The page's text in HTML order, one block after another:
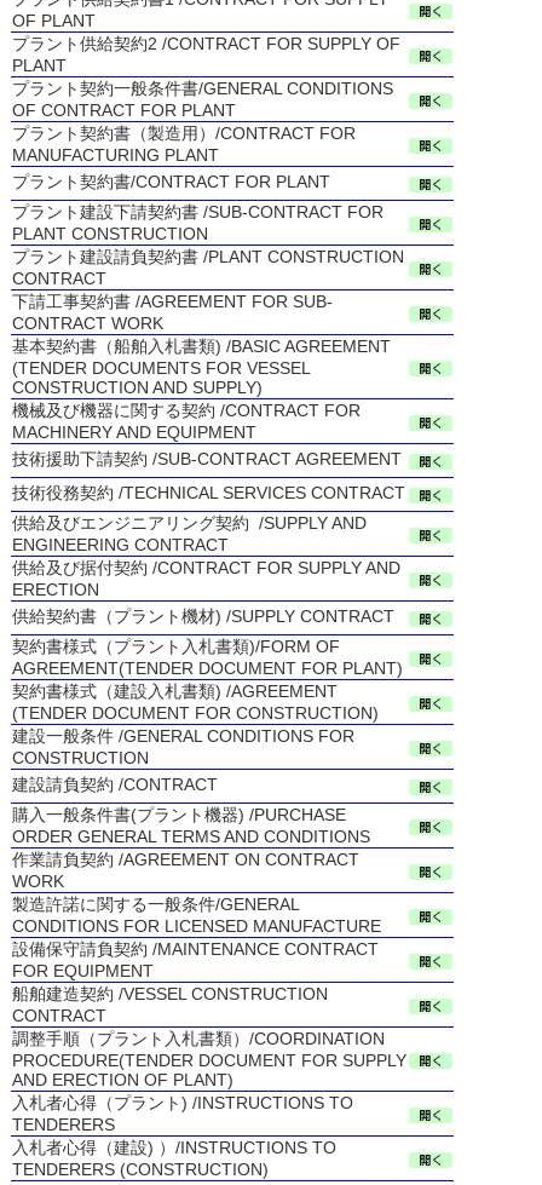
OF PLANT
プラント供給契約2 /CONTRACT FOR SUPPLY OF
PLANT
プラント契約一般条件書/GENERAL CONDITIONS
OF CONTRACT FOR PLANT
プラント契約書（製造用）/CONTRACT FOR
MANUFACTURING PLANT
プラント契約書/CONTRACT FOR PLANT
プラント建設下請契約書 /SUB-CONTRACT FOR
PLANT CONSTRUCTION
プラント建設請負契約書 /PLANT CONSTRUCTION
CONTRACT
下請工事契約書 /AGREEMENT FOR SUB-
CONTRACT WORK
基本契約書（船舶入札書類) /BASIC AGREEMENT
(TENDER DOCUMENTS FOR VESSEL
CONSTRUCTION AND SUPPLY)
機械及び機器に関する契約 /CONTRACT FOR
MACHINERY AND EQUIPMENT
技術援助下請契約 /SUB-CONTRACT AGREEMENT
技術役務契約 /TECHNICAL SERVICES CONTRACT
供給及びエンジニアリング契約 /SUPPLY AND
ENGINEERING CONTRACT
供給及び据付契約 /CONTRACT FOR SUPPLY AND
ERECTION
供給契約書（プラント機材) /SUPPLY CONTRACT
契約書様式（プラント入札書類)/FORM OF
AGREEMENT(TENDER DOCUMENT FOR PLANT)
契約書様式（建設入札書類) /AGREEMENT
(TENDER DOCUMENT FOR CONSTRUCTION)
建設一般条件 /GENERAL CONDITIONS FOR
CONSTRUCTION
建設請負契約 /CONTRACT
購入一般条件書(プラント機器) /PURCHASE
ORDER GENERAL TERMS AND CONDITIONS
作業請負契約 /AGREEMENT ON CONTRACT
WORK
製造許諾に関する一般条件/GENERAL
CONDITIONS FOR LICENSED MANUFACTURE
設備保守請負契約 /MAINTENANCE CONTRACT
FOR EQUIPMENT
船舶建造契約 /VESSEL CONSTRUCTION
CONTRACT
調整手順（プラント入札書類）/COORDINATION
PROCEDURE(TENDER DOCUMENT FOR SUPPLY
AND ERECTION OF PLANT)
入札者心得（プラント) /INSTRUCTIONS TO
TENDERERS
入札者心得（建設) ）/INSTRUCTIONS TO
TENDERERS (CONSTRUCTION)